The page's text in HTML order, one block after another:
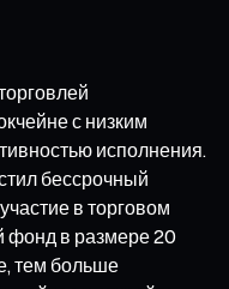
с низким
исполнения.
бессрочный
в торговом
фонд в размере 20
тем больше